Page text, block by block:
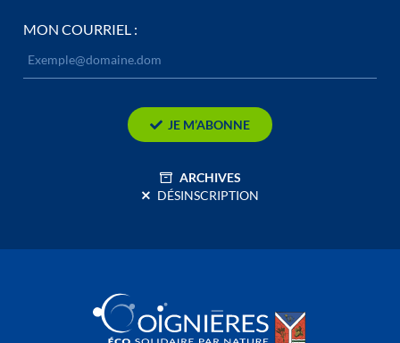
MON COURRIEL :
JE M’ABONNE
ARCHIVES
DÉSINSCRIPTION